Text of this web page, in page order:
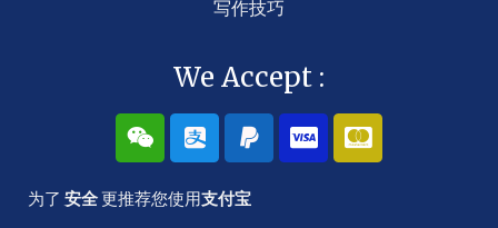
写作技巧
We Accept :
W
e
i
x
A
l
i
p
P
a
y
p
C
c
-
C
c
-
为了 安全更推荐您使用支付宝